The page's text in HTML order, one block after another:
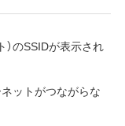
のSSIDが表示され
ットがつながらな